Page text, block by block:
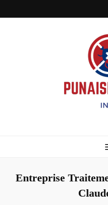
–
Entreprise